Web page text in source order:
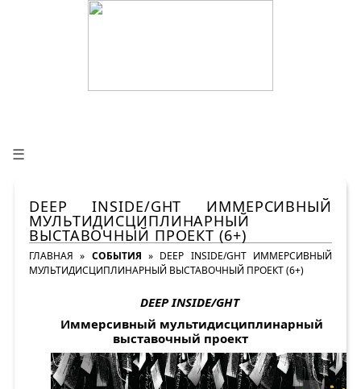
☰
DEEP INSIDE/GHT ИММЕРСИВНЫЙ
МУЛЬТИДИСЦИПЛИНАРНЫЙ
ВЫСТАВОЧНЫЙ ПРОЕКТ (6+)
ГЛАВНАЯ » СОБЫТИЯ » DEEP INSIDE/GHT ИММЕРСИВНЫЙ
МУЛЬТИДИСЦИПЛИНАРНЫЙ ВЫСТАВОЧНЫЙ ПРОЕКТ (6+)
DEEP INSIDE/GHT
Иммерсивный мультидисциплинарный
выставочный проект